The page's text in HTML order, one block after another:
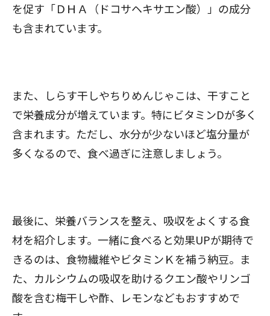
を促す「ＤＨＡ（ドコサヘキサエン酸）」の成分
も含まれています。
また、しらす干しやちりめんじゃこは、干すこと
で栄養成分が増えています。特にビタミンDが多く
含まれます。ただし、水分が少ないほど塩分量が
多くなるので、食べ過ぎに注意しましょう。
最後に、栄養バランスを整え、吸収をよくする食
材を紹介します。一緒に食べると効果UPが期待で
きるのは、食物繊維やビタミンＫを補う納豆。ま
た、カルシウムの吸収を助けるクエン酸やリンゴ
酸を含む梅干しや酢、レモンなどもおすすめで